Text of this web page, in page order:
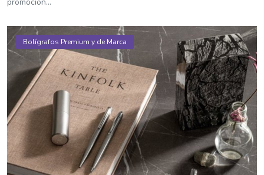
promocion...
Bolígrafos Premium y de Marca